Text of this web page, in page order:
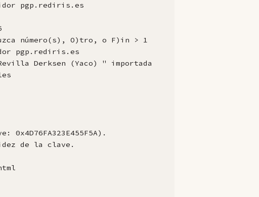
pgp.rediris.es
número(s), O)tro, o F)in > 1
pgp.rediris.es
Derksen (Yaco) " importada
de la clave.